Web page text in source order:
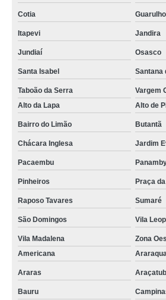
Cotia
Itapevi Jandira
Jundiaí Osasco
Santa Isabel Santana
Taboão da Serra
Vargem
Alto da Lapa
Alto de
Bairro do Limão Butantã
Chácara Inglesa Jardim
Pacaembu
Pinheiros Praça
Raposo Tavares Sumaré
São Domingos Vila
Vila Madalena
Zona
Americana
Araras
Bauru